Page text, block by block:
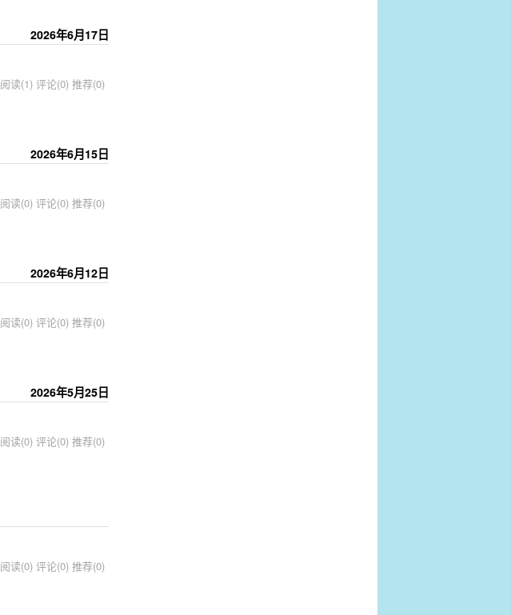
2026年6月17日
阅读(1) 评论(0) 推荐(0)
2026年6月15日
阅读(0) 评论(0) 推荐(0)
2026年6月12日
阅读(0) 评论(0) 推荐(0)
2026年5月25日
阅读(0) 评论(0) 推荐(0)
阅读(0) 评论(0) 推荐(0)